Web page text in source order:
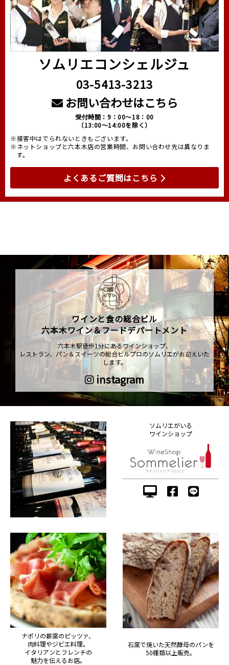
ソムリエコンシェルジュ
03-5413-3213
お問い合わせはこちら
受付時間：9：00～18：00
（13:00～14:00を除く）
※接客中はでられないときもございます。
※ネットショップと六本木店の営業時間、お問い合わせ先は異なりま
す。
よくあるご質問はこちら
ワインと食の総合ビル
六本木ワイン＆フードデパートメント
六本木駅徒歩1分にあるワインショップ、
レストラン、パン＆スイーツの総合ビルプロのソムリエがお迎えいた
します。
instagram
ソムリエがいる
ワインショップ
ナポリの薪窯のピッツァ、
肉料理やジビエ料理。
イタリアンとフレンチの
魅力を伝えるお店。
石窯で焼いた天然酵母のパンを
50種類以上販売。